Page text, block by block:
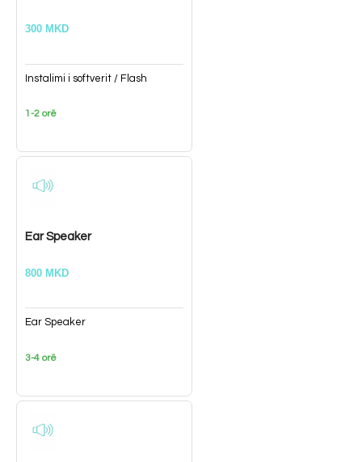
300 MKD
Instalimi i softverit / Flash
1-2 orë
Ear Speaker
800 MKD
Ear Speaker
3-4 orë